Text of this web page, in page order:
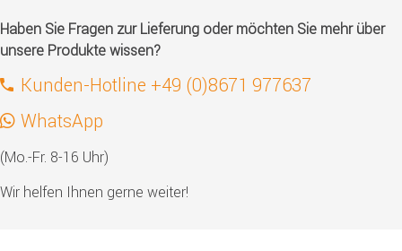
Haben Sie Fragen zur Lieferung oder möchten Sie mehr über
unsere Produkte wissen?
Kunden-Hotline +49 (0)8671 977637
WhatsApp
(Mo.-Fr. 8-16 Uhr)
Wir helfen Ihnen gerne weiter!